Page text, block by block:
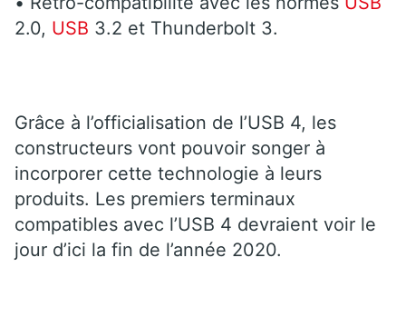
2.0, USB 3.2 et Thunderbolt 3.
Grâce à l’officialisation de l’USB 4, les
constructeurs vont pouvoir songer à
incorporer cette technologie à leurs
produits. Les premiers terminaux
compatibles avec l’USB 4 devraient voir le
jour d’ici la fin de l’année 2020.